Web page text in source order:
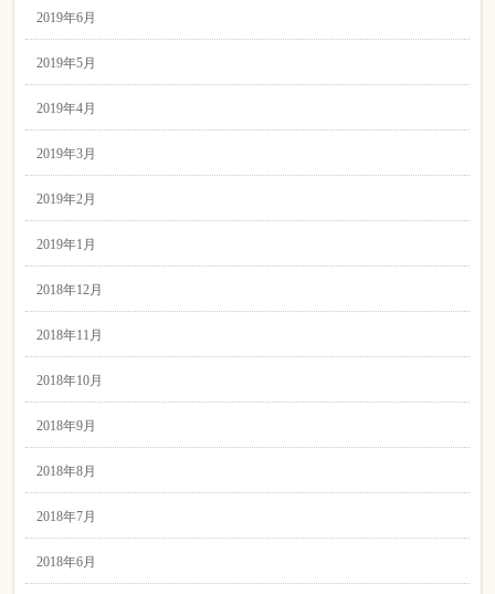
2019年6月
2019年5月
2019年4月
2019年3月
2019年2月
2019年1月
2018年12月
2018年11月
2018年10月
2018年9月
2018年8月
2018年7月
2018年6月